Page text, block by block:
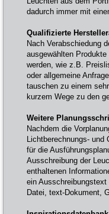
dadurch immer mit
Qualifizierte
Nach Verabschiedung
ausgewählten
werden, wie z.B.
oder allgemeine
tauschen zu einem
kurzem Wege zu den
Weitere
Nachdem die
Lichtberechnungs- und
für die
Ausschreibung der
enthaltenen
ein
Datei, text-Dokument,